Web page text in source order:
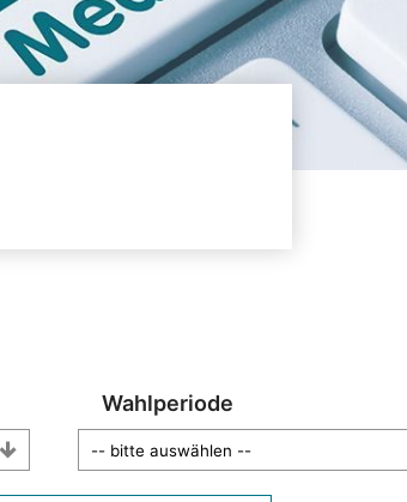
Wahlperiode